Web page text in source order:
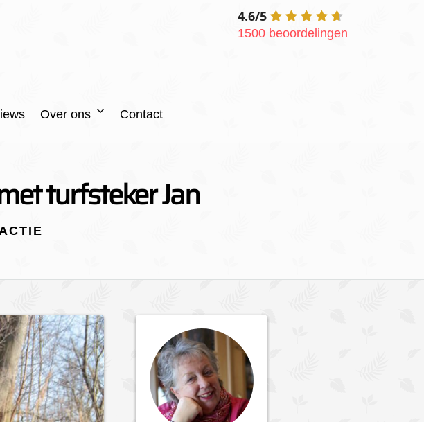
4.6/5
1500 beoordelingen
Over ons Contact
turfsteker Jan